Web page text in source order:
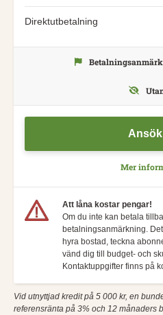
Direktutbetalning
Mer
Att låna kostar pengar!
Om du inte kan betala
betalningsanmärkning.
hyra bostad, teckna
vänd dig till budget- och
Kontaktuppgifter finns på
Vid utnyttjad kredit på 5 000 kr, en
referensränta på 3% och 12 månaders